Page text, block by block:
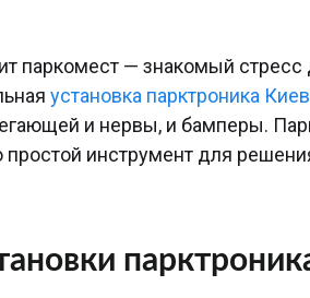
паркомест — знакомый
установка парктроника Киев
и нервы, и бамперы.
инструмент для